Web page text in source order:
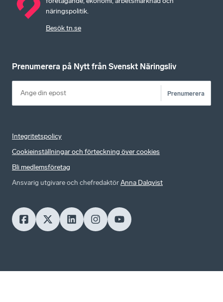
näringspolitik.
Besök tn.se
Prenumerera på Nytt från Svenskt Näringsliv
Prenumerera
Integritetspolicy
Cookieinställningar och förteckning över cookies
Bli medlemsföretag
Ansvarig utgivare och chefredaktörAnna Dalqvist